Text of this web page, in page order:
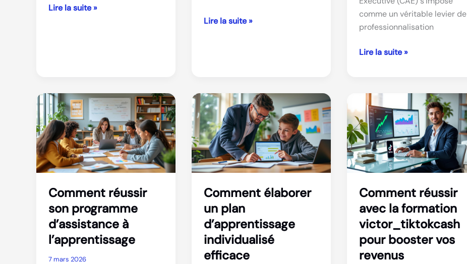
Comment
efficacement
Lire la suite »
Les
formation
d’assistant
dentaire
Lire la suite »
comme un véritable levier de
professionnalisation
Certified
comprendre
les
avantages
et
les
exigences
Lire la suite »
Comment réussir
son programme
d’assistance à
l’apprentissage
7 mars 2026
Comment élaborer
un plan
d’apprentissage
individualisé
efficace
Comment réussir
avec la formation
victor_tiktokcash
pour booster vos
revenus